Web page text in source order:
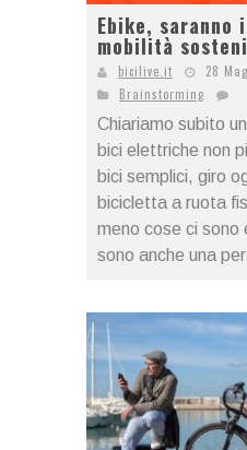
Ebike,
mobilità
bicilive.it
28
Brainstorming
Chiariamo subito
bici elettriche non
bici semplici, giro
bicicletta a ruota
meno cose ci sono
sono anche una